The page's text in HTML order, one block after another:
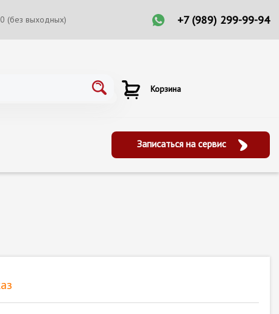
(без выходных) +7 (989) 299-99-94
Корзина
Записаться на сервис